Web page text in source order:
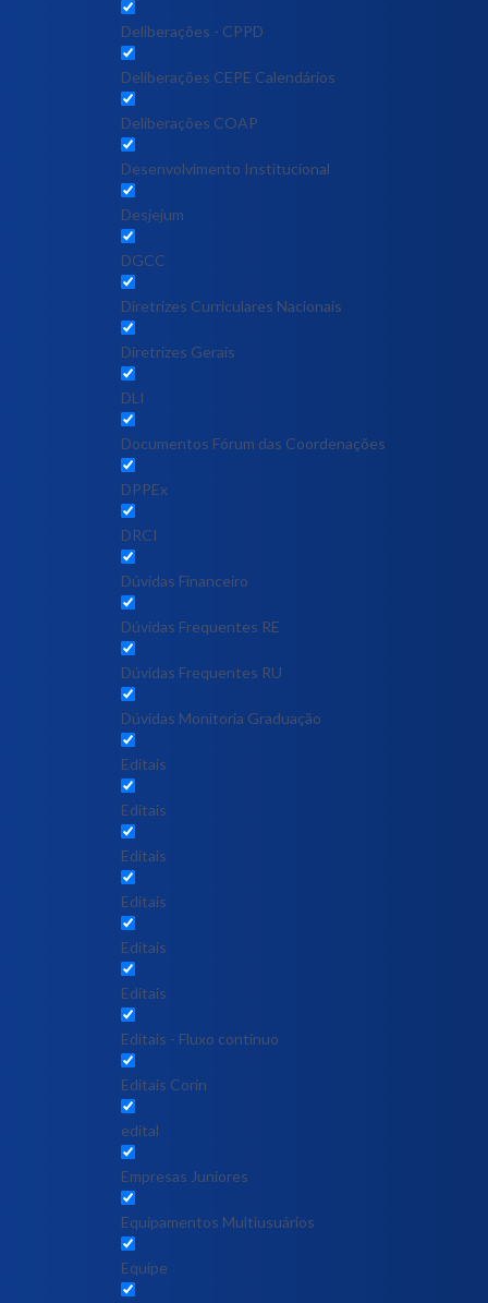
Deliberações - CPPD
Deliberações CEPE Calendários
Deliberações COAP
Desenvolvimento Institucional
Desjejum
DGCC
Diretrizes Curriculares Nacionais
Diretrizes Gerais
DLI
Documentos Fórum das Coordenações
DPPEx
DRCI
Dúvidas Financeiro
Dúvidas Frequentes RE
Dúvidas Frequentes RU
Dúvidas Monitoria Graduação
Editais
Editais
Editais
Editais
Editais
Editais
Editais - Fluxo contínuo
Editais Corin
edital
Empresas Juniores
Equipamentos Multiusuários
Equipe